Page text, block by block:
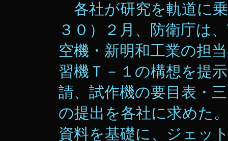
各社が研究を軌道に
３０）２月、防衛庁は
空機・新明和工業の担
習機Ｔ－１の構想を提
請、試作機の要目表・
の提出を各社に求めた
資料を基礎に、ジェッ